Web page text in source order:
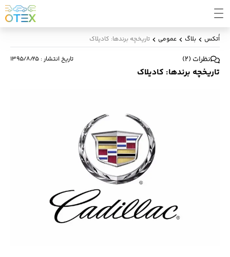
اُتکس بلاگ عمومی تاریخچه‌ برندها: کادیلاک
نظرات (
2
) تاریخ انتشار: ۱۳۹۵/۸/۲۵
تاریخچه‌ برندها: کادیلاک